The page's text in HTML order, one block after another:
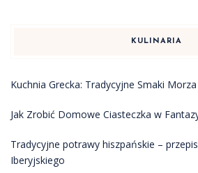
KULINARIA
Kuchnia Grecka: Tradycyjne Smaki
Jak Zrobić Domowe Ciasteczka w
Tradycyjne potrawy hiszpańskie –
Iberyjskiego